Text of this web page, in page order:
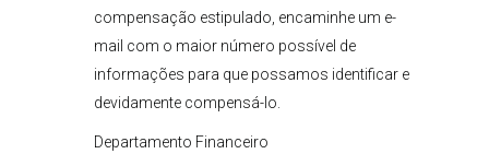
compensação estipulado, encaminhe um e-
mail com o maior número possível de
informações para que possamos identificar e
devidamente compensá-lo.
Departamento Financeiro